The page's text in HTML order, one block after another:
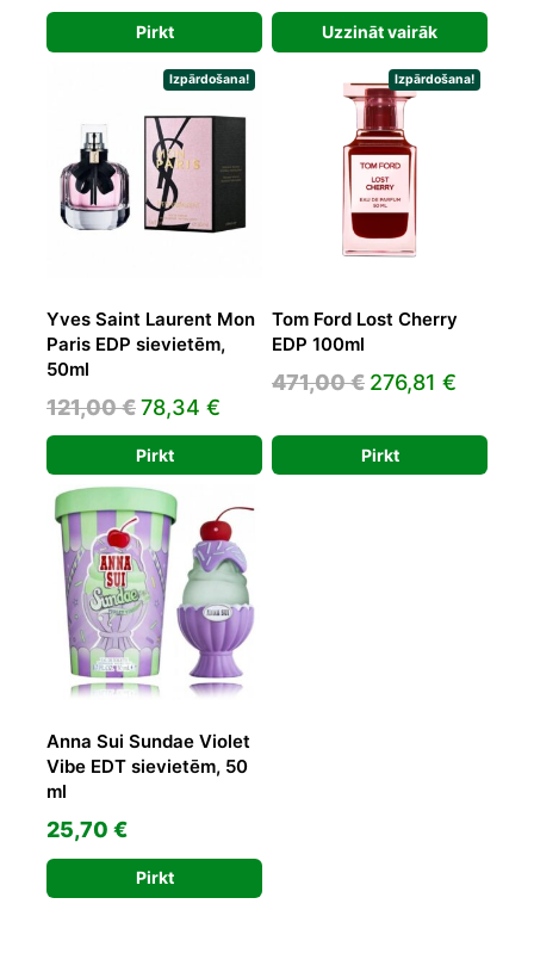
price
was:
83,00 €.
price
is:
50,99 €.
Pirkt
was:
113,58 €.98,58 €.
Uzzināt vairāk
Izpārdošana!
Yves Saint Laurent Mon
Paris EDP sievietēm,
50ml
121,00€Original
price
was:
121,00 €.
78,34 €
price
is:
78,34 €.
Pirkt
Izpārdošana!
Tom Ford Lost Cherry
EDP 100ml
471,00€ Original
was:
471,00 €.
276,81 €
276,81
Pirkt
Anna Sui Sundae Violet
Vibe EDT sievietēm, 50
ml
25,70 €
Pirkt